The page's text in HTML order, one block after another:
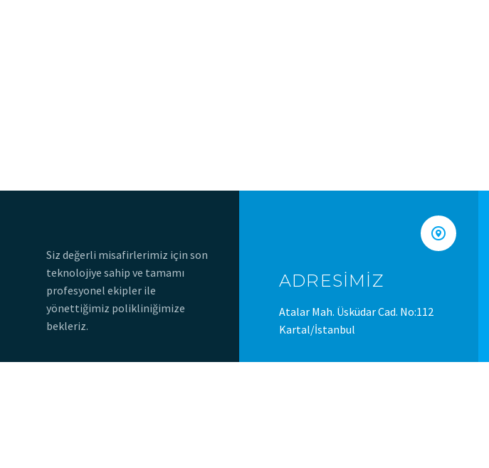
Siz değerli misafirlerimiz için son
teknolojiye sahip ve tamamı
profesyonel ekipler ile
yönettiğimiz polikliniğimize
bekleriz.


ADRESIMIZ
Atalar Mah. Üsküdar Cad. No:112
Kartal/İstanbul